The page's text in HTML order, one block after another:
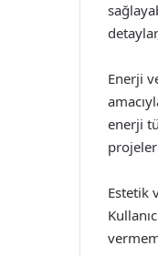
Enerji
enerji
Estetik